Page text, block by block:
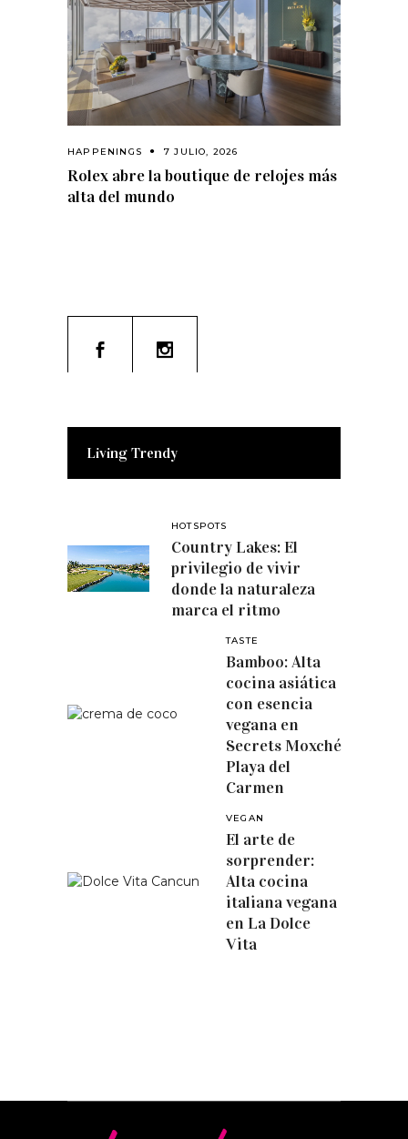
HAPPENINGS 7 JULIO, 2026
Rolex abre la boutique de relojes más
alta del mundo
Living Trendy
HOTSPOTS
Country Lakes: El
privilegio de vivir
donde la naturaleza
marca el ritmo
TASTE
Bamboo: Alta
cocina asiática
con esencia
vegana en
Secrets Moxché
Playa del
Carmen
VEGAN
El arte de
sorprender:
Alta cocina
italiana vegana
en La Dolce
Vita